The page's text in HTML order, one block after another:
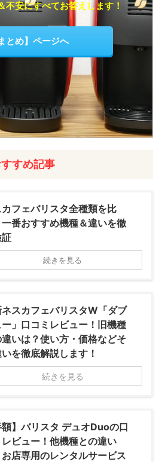
不安にすべてお答えします！
とめ】ページへ
すめ記事
フェバリスタ全種類を比
番おすすめ機種＆違いを徹
続きを見る
スカフェバリスタW「ダブ
ー」口コミレビュー！旧機種
違いは？使い方・価格などそ
を徹底解説します！
続きを見る
額】バリスタ デュオDuoの口
レビュー！他機種との違い
店専用のレンタルサービス